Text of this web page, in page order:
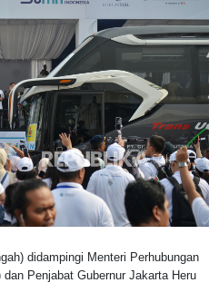
didampingi Menteri Perhubungan
Penjabat Gubernur Jakarta Heru